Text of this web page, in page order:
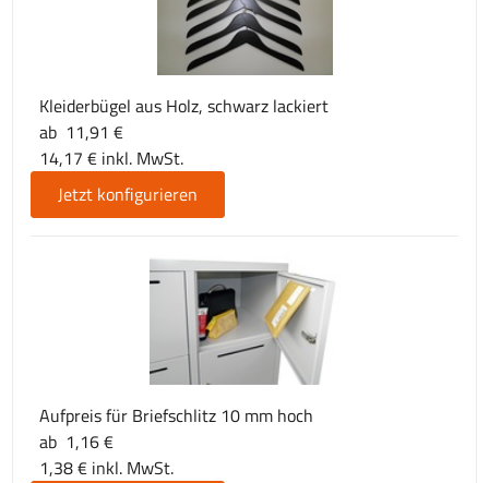
Kleiderbügel aus Holz, schwarz lackiert
ab 11,91 €
14,17 € inkl. MwSt.
Jetzt konfigurieren
Aufpreis für Briefschlitz 10 mm hoch
ab 1,16 €
1,38 € inkl. MwSt.